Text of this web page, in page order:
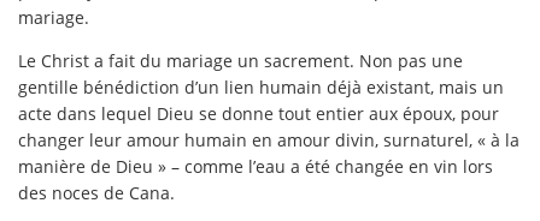
mariage.
Le Christ a fait du mariage un sacrement. Non pas une
gentille bénédiction d’un lien humain déjà existant, mais un
acte dans lequel Dieu se donne tout entier aux époux, pour
changer leur amour humain en amour divin, surnaturel, « à la
manière de Dieu » – comme l’eau a été changée en vin lors
des noces de Cana.